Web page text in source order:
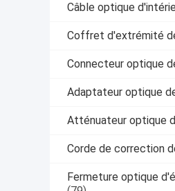
Câble optique
Coffret d'extrémité
Connecteur optique
Adaptateur optique
Atténuateur optique
Corde de correction
Fermeture optique